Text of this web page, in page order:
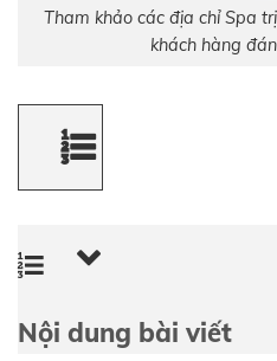
Tham khảo các địa chỉ Spa
khách hàng
Nội dung bài viết